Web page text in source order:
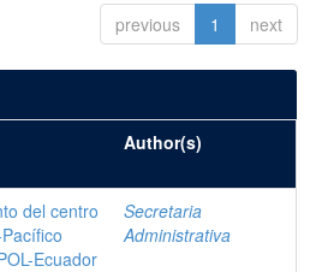
previous 1 next
Author(s)
del centro
Ecuador
Secretaria
Administrativa